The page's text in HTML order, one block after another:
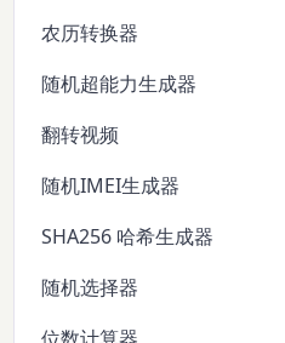
农历转换器
随机超能力生成器
翻转视频
随机IMEI生成器
SHA256 哈希生成器
随机选择器